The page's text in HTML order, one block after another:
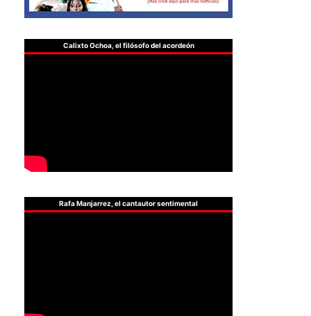
Calixto Ochoa, el filósofo del acordeón
Rafa Manjarrez, el cantautor sentimental